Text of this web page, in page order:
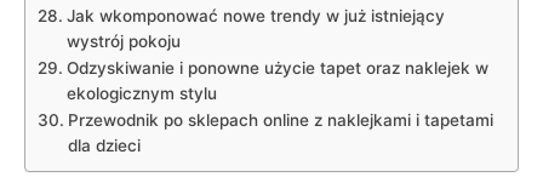
Jak wkomponować nowe trendy w ⁢już istniejący
wystrój ⁤pokoju
Odzyskiwanie i ponowne użycie tapet ⁣oraz naklejek w
ekologicznym stylu
Przewodnik⁤ po sklepach‍ online⁤ z naklejkami i tapetami⁣
dla dzieci